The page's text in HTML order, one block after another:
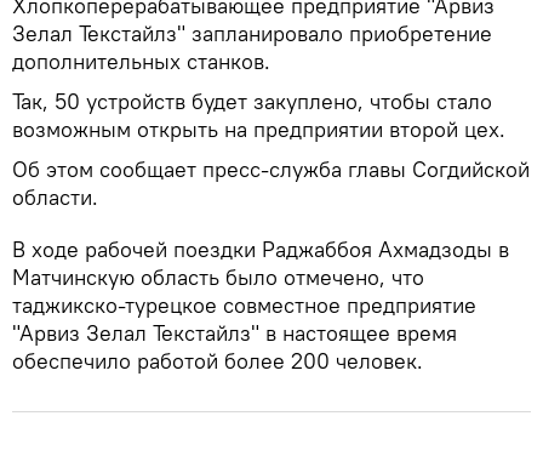
Зелал Текстайлз" запланировало приобретение
дополнительных станков.
Так, 50 устройств будет закуплено, чтобы стало
возможным открыть на предприятии второй цех.
Об этом сообщает пресс-служба главы Согдийской
области.
В ходе рабочей поездки Раджаббоя Ахмадзоды в
Матчинскую область было отмечено, что
таджикско-турецкое совместное предприятие
"Арвиз Зелал Текстайлз" в настоящее время
обеспечило работой более 200 человек.